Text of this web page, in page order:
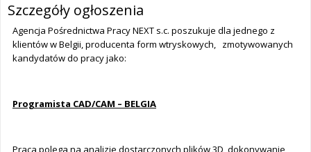
Szczegóły ogłoszenia
Agencja Pośrednictwa Pracy NEXT s.c. poszukuje dla jednego z
klientów w Belgii, producenta form wtryskowych, zmotywowanych
kandydatów do pracy jako:
Programista CAD/CAM – BELGIA
Praca polega na analizie dostarczonych plików 3D, dokonywanie